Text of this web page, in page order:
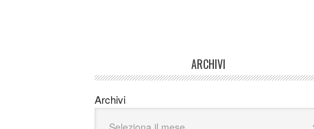
ARCHIVI
Archivi